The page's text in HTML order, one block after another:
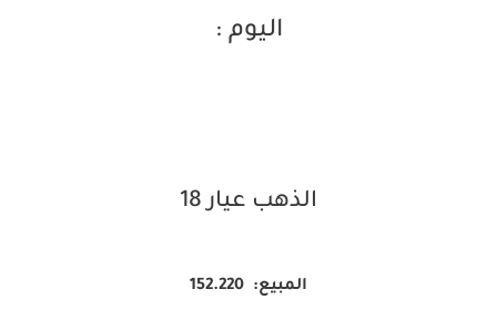
اليوم :
الذهب عيار 18
المبيع: 152.220